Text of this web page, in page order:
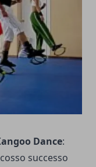
Dance:
successo